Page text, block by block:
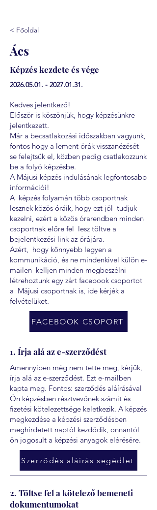
< Főoldal
Ács
Képzés kezdete és vége
2026.05.01. - 2027.01.31.
Kedves jelentkező!
Először is köszönjük, hogy képzésünkre
jelentkezett.
Már a becsatlakozási időszakban vagyunk,
fontos hogy a lement órák visszanézését
se felejtsük el, közben pedig csatlakozzunk
be a folyó képzésbe.
A Májusi képzés indulásának legfontosabb
információi!
A képzés folyamán több csoportnak
lesznek közös óráik, hogy ezt jól tudjuk
kezelni, ezért a közös órarendben minden
csoportnak előre fel lesz töltve a
bejelentkezési link az órájára.
Azért, hogy könnyebb legyen a
kommunikáció, és ne mindenkivel külön e-
mailen kelljen minden megbeszélni
létrehoztunk egy zárt facebook csoportot
a Májusi csoportnak is, ide kérjék a
felvételüket.
FACEBOOK CSOPORT
1. Írja alá az e-szerződést
Amennyiben még nem tette meg, kérjük,
írja alá az e-szerződést. Ezt e-mailben
kapta meg. Fontos: szerződés aláírásával
Ön képzésben résztvevőnek számít és
fizetési kötelezettsége keletkezik. A képzés
megkezdése a képzési szerződésben
meghirdetett naptól kezdődik, onnantól
ön jogosult a képzési anyagok elérésére.
Szerződés aláírás segédlet
2. Töltse fel a kötelező bemeneti
dokumentumokat